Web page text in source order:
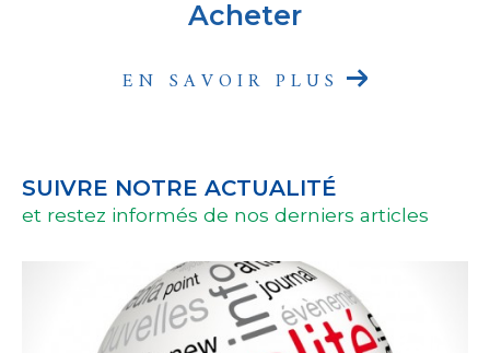
Acheter
EN SAVOIR PLUS
SUIVRE NOTRE ACTUALITÉ
et restez informés de nos derniers articles